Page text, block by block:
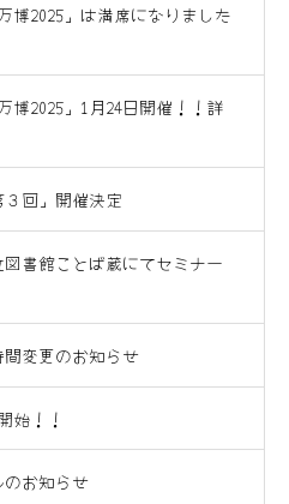
博2025」は満席になりました
博2025」1月24日開催！！詳
３回」開催決定
書館ことば蔵にてセミナー
変更のお知らせ
始！！
お知らせ